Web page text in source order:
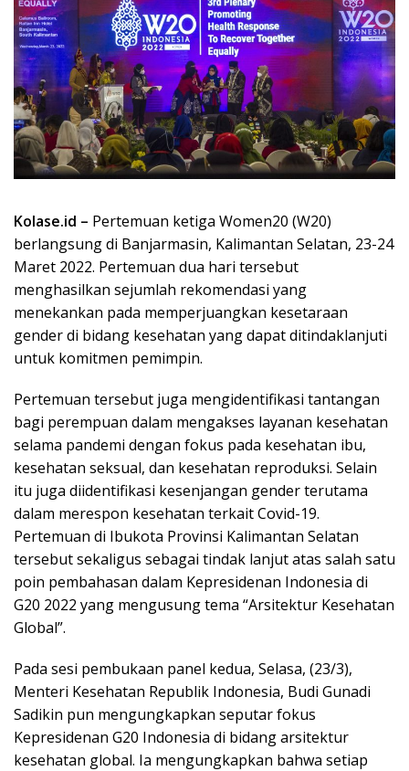
Kolase.id – Pertemuan ketiga Women20 (W20)
berlangsung di Banjarmasin, Kalimantan Selatan, 23-24
Maret 2022. Pertemuan dua hari tersebut
menghasilkan sejumlah rekomendasi yang
menekankan pada memperjuangkan kesetaraan
gender di bidang kesehatan yang dapat ditindaklanjuti
untuk komitmen pemimpin.
Pertemuan tersebut juga mengidentifikasi tantangan
bagi perempuan dalam mengakses layanan kesehatan
selama pandemi dengan fokus pada kesehatan ibu,
kesehatan seksual, dan kesehatan reproduksi. Selain
itu juga diidentifikasi kesenjangan gender terutama
dalam merespon kesehatan terkait Covid-19.
Pertemuan di Ibukota Provinsi Kalimantan Selatan
tersebut sekaligus sebagai tindak lanjut atas salah satu
poin pembahasan dalam Kepresidenan Indonesia di
G20 2022 yang mengusung tema “Arsitektur Kesehatan
Global”.
Pada sesi pembukaan panel kedua, Selasa, (23/3),
Menteri Kesehatan Republik Indonesia, Budi Gunadi
Sadikin pun mengungkapkan seputar fokus
Kepresidenan G20 Indonesia di bidang arsitektur
kesehatan global. Ia mengungkapkan bahwa setiap